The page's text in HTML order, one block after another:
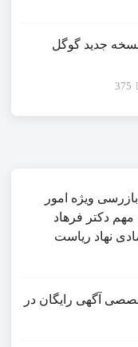
جدید گوگل
375
ويژه امور
دکتر فرهاد
نهاد ریاست
آگهی رایگان در